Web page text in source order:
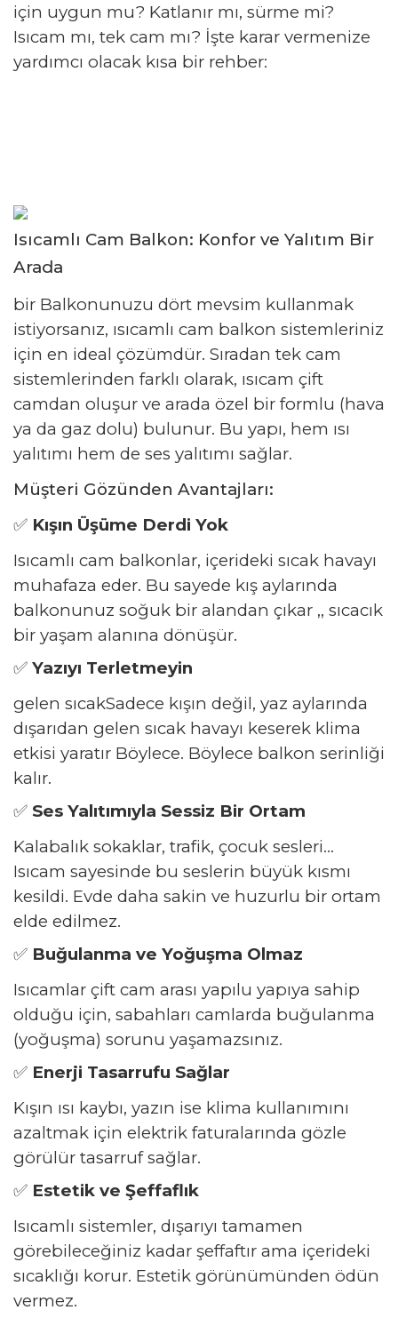
için uygun mu? Katlanır mı, sürme mi?
Isıcam mı, tek cam mı? İşte karar vermenize
yardımcı olacak kısa bir rehber:
Isıcamlı Cam Balkon: Konfor ve Yalıtım Bir
Arada
bir Balkonunuzu dört mevsim kullanmak
istiyorsanız, ısıcamlı cam balkon sistemleriniz
için en ideal çözümdür. Sıradan tek cam
sistemlerinden farklı olarak, ısıcam çift
camdan oluşur ve arada özel bir formlu (hava
ya da gaz dolu) bulunur. Bu yapı, hem ısı
yalıtımı hem de ses yalıtımı sağlar.
Müşteri Gözünden Avantajları:
✅ Kışın Üşüme Derdi Yok
Isıcamlı cam balkonlar, içerideki sıcak havayı
muhafaza eder. Bu sayede kış aylarında
balkonunuz soğuk bir alandan çıkar ,, sıcacık
bir yaşam alanına dönüşür.
✅ Yazıyı Terletmeyin
gelen sıcakSadece kışın değil, yaz aylarında
dışarıdan gelen sıcak havayı keserek klima
etkisi yaratır Böylece. Böylece balkon serinliği
kalır.
✅ Ses Yalıtımıyla Sessiz Bir Ortam
Kalabalık sokaklar, trafik, çocuk sesleri...
Isıcam sayesinde bu seslerin büyük kısmı
kesildi. Evde daha sakin ve huzurlu bir ortam
elde edilmez.
✅ Buğulanma ve Yoğuşma Olmaz
Isıcamlar çift cam arası yapılu yapıya sahip
olduğu için, sabahları camlarda buğulanma
(yoğuşma) sorunu yaşamazsınız.
✅ Enerji Tasarrufu Sağlar
Kışın ısı kaybı, yazın ise klima kullanımını
azaltmak için elektrik faturalarında gözle
görülür tasarruf sağlar.
✅ Estetik ve Şeffaflık
Isıcamlı sistemler, dışarıyı tamamen
görebileceğiniz kadar şeffaftır ama içerideki
sıcaklığı korur. Estetik görünümünden ödün
vermez.